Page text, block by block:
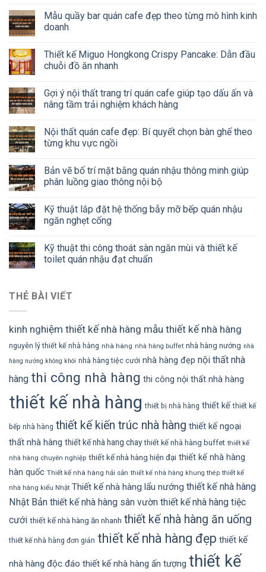
Mẫu quầy bar quán cafe đẹp theo từng mô hình kinh
doanh
Thiết kế Miguo Hongkong Crispy Pancake: Dẫn đầu
chuỗi đồ ăn nhanh
Gợi ý nội thất trang trí quán cafe giúp tạo dấu ấn và
nâng tầm trải nghiệm khách hàng
Nội thất quán cafe đẹp: Bí quyết chọn bàn ghế theo
từng khu vực ngồi
Bản vẽ bố trí mặt bằng quán nhậu thông minh giúp
phân luồng giao thông nội bộ
Kỹ thuật lắp đặt hệ thống bẫy mỡ bếp quán nhậu
ngăn nghẹt cống
Kỹ thuật thi công thoát sàn ngăn mùi và thiết kế
toilet quán nhậu đạt chuẩn
THẺ BÀI VIẾT
kinh nghiệm thiết kế nhà hàng mẫu thiết kế nhà hàng
nguyên lý thiết kế nhà hàng nhà hàng nhà hàng buffet nhà hàng nướng nhà
hàng nướng không khói nhà hàng tiệc cưới nhà hàng đẹp nội thất nhà
hàng thi công nhà hàng thi công nội thất nhà hàng
thiết kế nhà hàng thiết bị nhà hàng thiết kế thiết kế
bếp nhà hàng thiết kế kiến trúc nhà hàng thiết kế ngoại
thất nhà hàng thiết kế nhà hang chay thiết kế nhà hàng buffet thiết kế
nhà hàng chuyên nghiệp thiết kế nhà hàng hiện đại thiết kế nhà hàng
hàn quốc Thiết kế nhà hàng hải sản thiết kế nhà hàng khung thép thiết kế
nhà hàng kiểu Nhật Thiết kế nhà hàng lẩu nướng thiết kế nhà hàng
Nhật Bản thiết kế nhà hàng sân vườn thiết kế nhà hàng tiệc
cưới thiết kế nhà hàng ăn nhanh thiết kế nhà hàng ăn uống
thiết kế nhà hàng đơn giản thiết kế nhà hàng đẹp thiết kế
nhà hàng độc đáo thiết kế nhà hàng ấn tượng thiết kế